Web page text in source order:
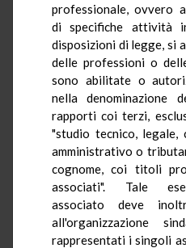
professionale, ovvero
di specifiche attività
disposizioni di legge, si
delle professioni o
sono abilitate o
nella
rapporti coi terzi,
"studio tecnico, legale,
amministrativo o
cognome, coi titoli
associati". Tale
associato deve
all'organizzazione
rappresentati i singoli